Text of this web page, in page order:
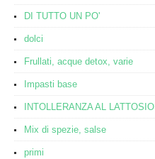
DI TUTTO UN PO'
dolci
Frullati, acque detox, varie
Impasti base
INTOLLERANZA AL LATTOSIO
Mix di spezie, salse
primi